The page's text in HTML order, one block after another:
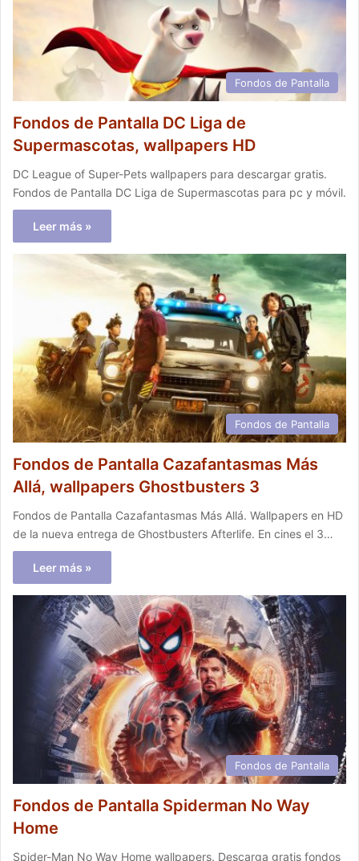
Fondos de Pantalla
Fondos de Pantalla DC Liga de
Supermascotas, wallpapers HD
DC League of Super-Pets wallpapers para descargar gratis.
Fondos de Pantalla DC Liga de Supermascotas para pc y móvil.
Leer más »
Fondos de Pantalla
Fondos de Pantalla Cazafantasmas Más
Allá, wallpapers Ghostbusters 3
Fondos de Pantalla Cazafantasmas Más Allá. Wallpapers en HD
de la nueva entrega de Ghostbusters Afterlife. En cines el 3…
Leer más »
Fondos de Pantalla
Fondos de Pantalla Spiderman No Way
Home
Spider-Man No Way Home wallpapers. Descarga gratis fondos